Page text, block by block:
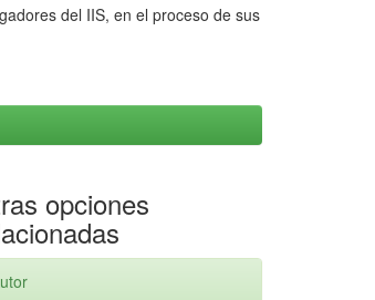
del IIS, en el proceso de sus
opciones